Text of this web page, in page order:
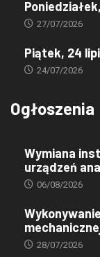
27/07/2026
Piątek, 24
24/07/2026
Ogłoszenia
Wymiana
urządzeń
06/08/2026
28/07/2026